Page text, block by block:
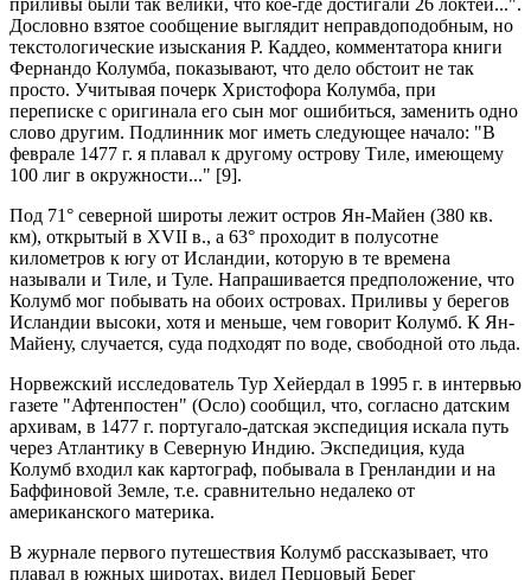
приливы были так велики, что кое-где достигали 26 локтей...".
Дословно взятое сообщение выглядит неправдоподобным, но
текстологические изыскания Р. Каддео, комментатора книги
Фернандо Колумба, показывают, что дело обстоит не так
просто. Учитывая почерк Христофора Колумба, при
переписке с оригинала его сын мог ошибиться, заменить одно
слово другим. Подлинник мог иметь следующее начало: "В
феврале 1477 г. я плавал к другому острову Тиле, имеющему
100 лиг в окружности..." [9].
Под 71° северной широты лежит остров Ян-Майен (380 кв.
км), открытый в XVII в., а 63° проходит в полусотне
километров к югу от Исландии, которую в те времена
называли и Тиле, и Туле. Напрашивается предположение, что
Колумб мог побывать на обоих островах. Приливы у берегов
Исландии высоки, хотя и меньше, чем говорит Колумб. К Ян-
Майену, случается, суда подходят по воде, свободной ото льда.
Норвежский исследователь Тур Хейердал в 1995 г. в интервью
газете "Афтенпостен" (Осло) сообщил, что, согласно датским
архивам, в 1477 г. португало-датская экспедиция искала путь
через Атлантику в Северную Индию. Экспедиция, куда
Колумб входил как картограф, побывала в Гренландии и на
Баффиновой Земле, т.е. сравнительно недалеко от
американского материка.
В журнале первого путешествия Колумб рассказывает, что
плавал в южных широтах, видел Перцовый Берег